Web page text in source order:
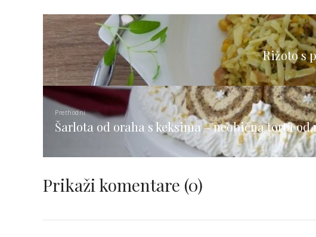
Rižoto s
Prethodni
Šarlota od oraha s keksima – neobična torta od
Prikaži komentare (0)